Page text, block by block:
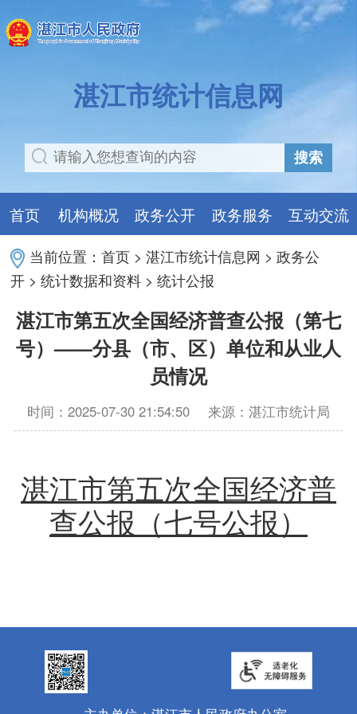
湛江市统计信息网
搜索
首页 机构概况 政务公开 政务服务 互动交流
当前位置：首页 >湛江市统计信息网 >政务公
开 >统计数据和资料 >统计公报
湛江市第五次全国经济普查公报（第七
号）——分县（市、区）单位和从业人
员情况
时间：2025-07-30 21:54:50 来源：湛江市统计局
湛江市第五次全国经济普
查公报（七号公报）